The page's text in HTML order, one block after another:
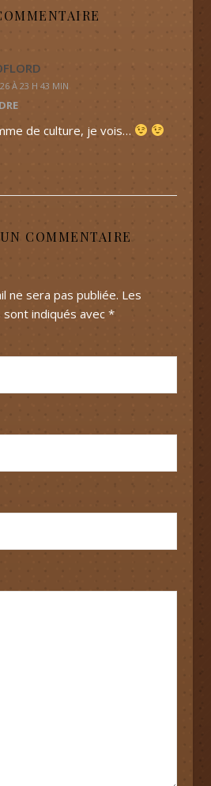
À 23 H 43 MIN
de culture, je vois…
COMMENTAIRE
ne sera pas publiée. Les
indiqués avec *